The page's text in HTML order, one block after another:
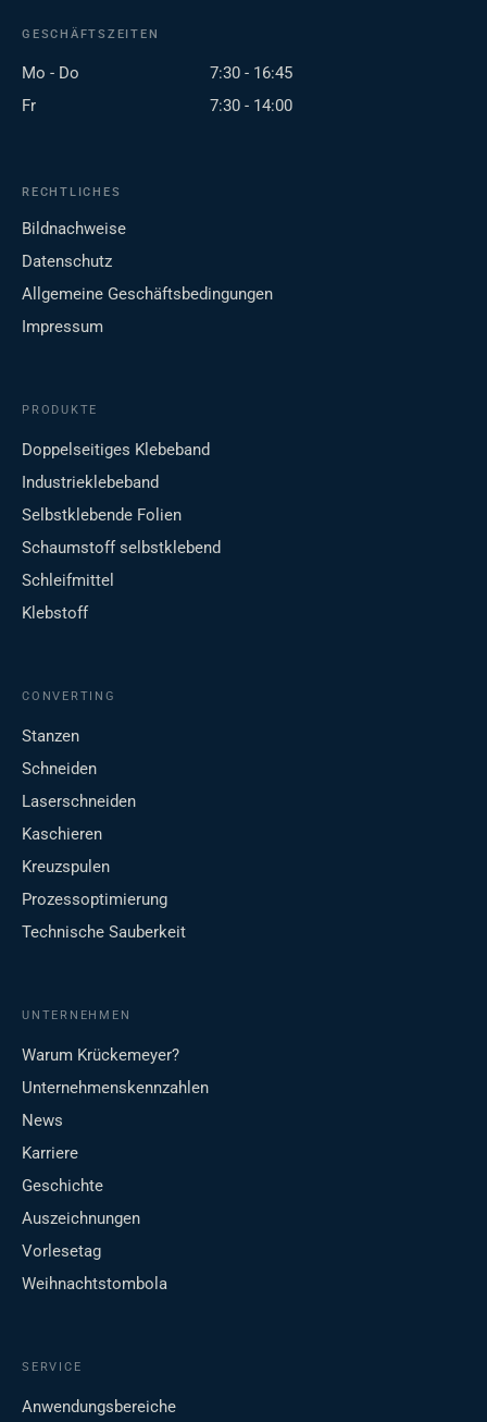
GESCHÄFTSZEITEN
Mo - Do
7:30 - 16:45
Fr
7:30 - 14:00
RECHTLICHES
Bildnachweise
Datenschutz
Allgemeine Geschäftsbedingungen
Impressum
PRODUKTE
Doppelseitiges Klebeband
Industrieklebeband
Selbstklebende Folien
Schaumstoff selbstklebend
Schleifmittel
Klebstoff
CONVERTING
Stanzen
Schneiden
Laserschneiden
Kaschieren
Kreuzspulen
Prozessoptimierung
Technische Sauberkeit
UNTERNEHMEN
Warum Krückemeyer?
Unternehmenskennzahlen
News
Karriere
Geschichte
Auszeichnungen
Vorlesetag
Weihnachtstombola
SERVICE
Anwendungsbereiche